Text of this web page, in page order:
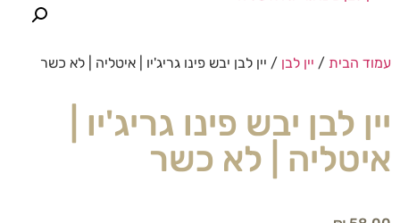
עמוד הבית / יין לבן / יין לבן יבש פינו גריג'יו | איטליה | לא כשר
יין לבן יבש פינו גריג'יו |
איטליה | לא כשר